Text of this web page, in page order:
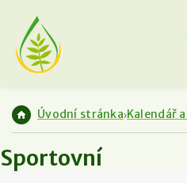
Úvodní stránka Kalendář
Sportovní